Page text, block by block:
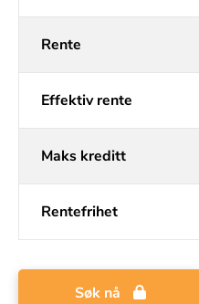
Rente
Effektiv rente
Maks kreditt
Rentefrihet
Søk nå